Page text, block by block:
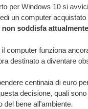
per Windows 10 si
un computer
non soddisfa
computer funziona
destinato a diventare
centinaia di euro
decisione, quali
bene all’ambiente.